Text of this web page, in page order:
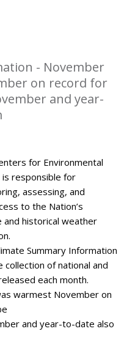
- November
on record for
and year-
for Environmental
is responsible for
assessing, and
to the Nation’s
historical weather
Summary Information
collection of national and
each month.
warmest November on
and year-to-date also